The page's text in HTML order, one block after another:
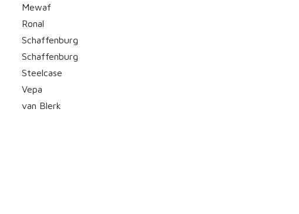
Mewaf
Ronal
Schaffenburg
Schaffenburg
Steelcase
Vepa
van Blerk